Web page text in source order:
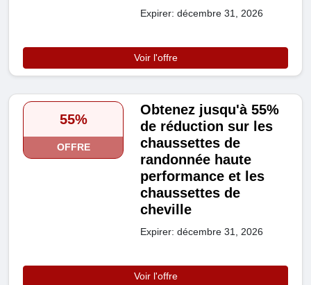
Expirer: décembre 31, 2026
Voir l'offre
55%
OFFRE
Obtenez jusqu'à 55%
de réduction sur les
chaussettes de
randonnée haute
performance et les
chaussettes de
cheville
Expirer: décembre 31, 2026
Voir l'offre